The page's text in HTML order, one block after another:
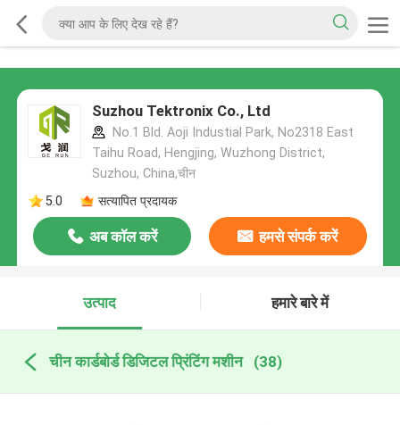
Suzhou Tektronix Co., Ltd
No.1 Bld. Aoji Industial Park, No2318 East
Taihu Road, Hengjing, Wuzhong District,
Suzhou, China,चीन
5.0
सत्यापित प्रदायक
अब कॉल करें हमसे संपर्क करें
उत्पाद हमारे बारे में
चीन कार्डबोर्ड डिजिटल प्रिंटिंग मशीन (38)